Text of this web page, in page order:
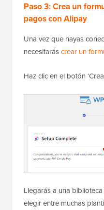
Paso 3: Crea un
pagos con Alipay
Una vez que hayas
necesitaráscrear un
Haz clic en el botón
Llegarás a una
elegir entre muchas